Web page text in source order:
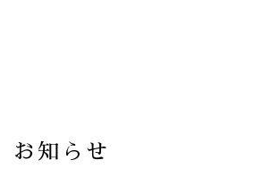
お知らせ